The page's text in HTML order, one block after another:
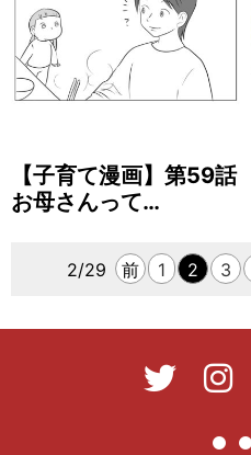
【子育て漫画】第59話
お母さんって…
2/29 前 1 2 3